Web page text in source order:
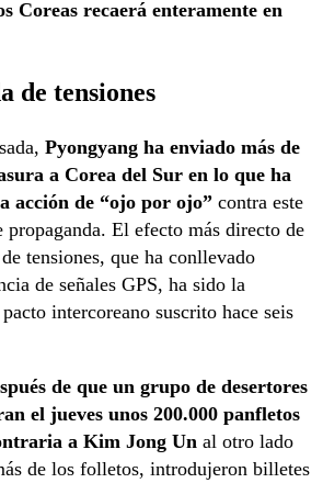
Coreas recaerá enteramente en
de tensiones
Pyongyang ha enviado más de
a Corea del Sur en lo que ha
acción de “ojo por ojo” contra este
propaganda. El efecto más directo de
tensiones, que ha conllevado
de señales GPS, ha sido la
intercoreano suscrito hace seis
de que un grupo de desertores
el jueves unos 200.000 panfletos
a Kim Jong Un al otro lado
de los folletos, introdujeron billetes